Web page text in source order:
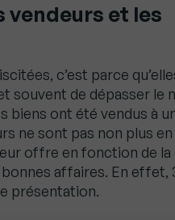
vendeurs et les
c’est parce
souvent de dépasser le
biens ont été vendus à
ne sont pas non plus
offre en fonction de
affaires. En effet,
présentation.